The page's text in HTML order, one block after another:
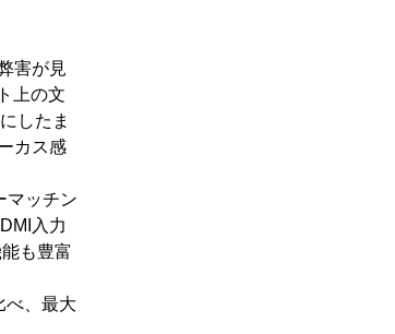
害が見
上の文
したま
カス感
マッチン
入力
も豊富
べ、最大